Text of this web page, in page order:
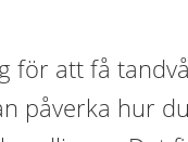
för att få
påverka hur